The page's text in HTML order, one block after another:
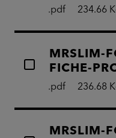
.pdf 234.66
MRSLIM-
FICHE-
.pdf 236.68
MRSLIM-